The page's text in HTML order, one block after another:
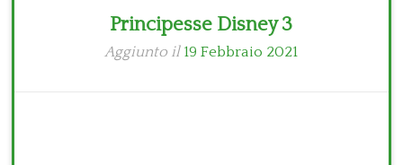
Principesse Disney 3
Aggiunto il 19 Febbraio 2021